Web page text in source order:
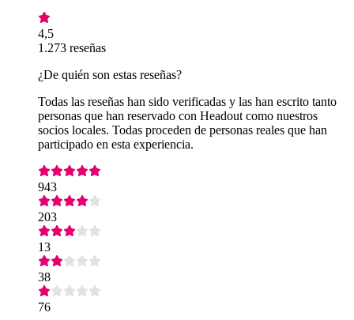
4,5
1.273 reseñas
¿De quién son estas reseñas?
Todas las reseñas han sido verificadas y las han escrito tanto
personas que han reservado con Headout como nuestros
socios locales. Todas proceden de personas reales que han
participado en esta experiencia.
943
203
13
38
76